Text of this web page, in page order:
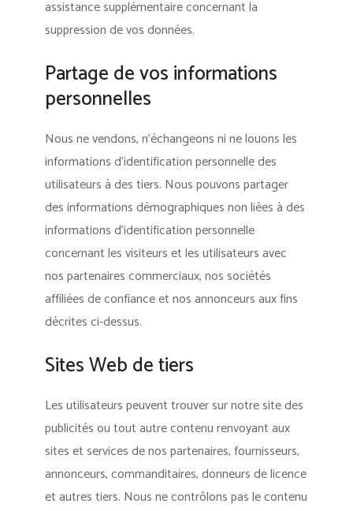
assistance supplémentaire concernant la
suppression de vos données.
Partage de vos informations
personnelles
Nous ne vendons, n’échangeons ni ne louons les
informations d’identification personnelle des
utilisateurs à des tiers. Nous pouvons partager
des informations démographiques non liées à des
informations d’identification personnelle
concernant les visiteurs et les utilisateurs avec
nos partenaires commerciaux, nos sociétés
affiliées de confiance et nos annonceurs aux fins
décrites ci-dessus.
Sites Web de tiers
Les utilisateurs peuvent trouver sur notre site des
publicités ou tout autre contenu renvoyant aux
sites et services de nos partenaires, fournisseurs,
annonceurs, commanditaires, donneurs de licence
et autres tiers. Nous ne contrôlons pas le contenu